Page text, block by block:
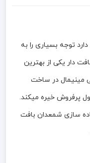
توجه بسیاری را به
دار یکی از بهترین
مینیمال در ساخت
پرفروش خیره میکند.
سازی شمعدان بافت